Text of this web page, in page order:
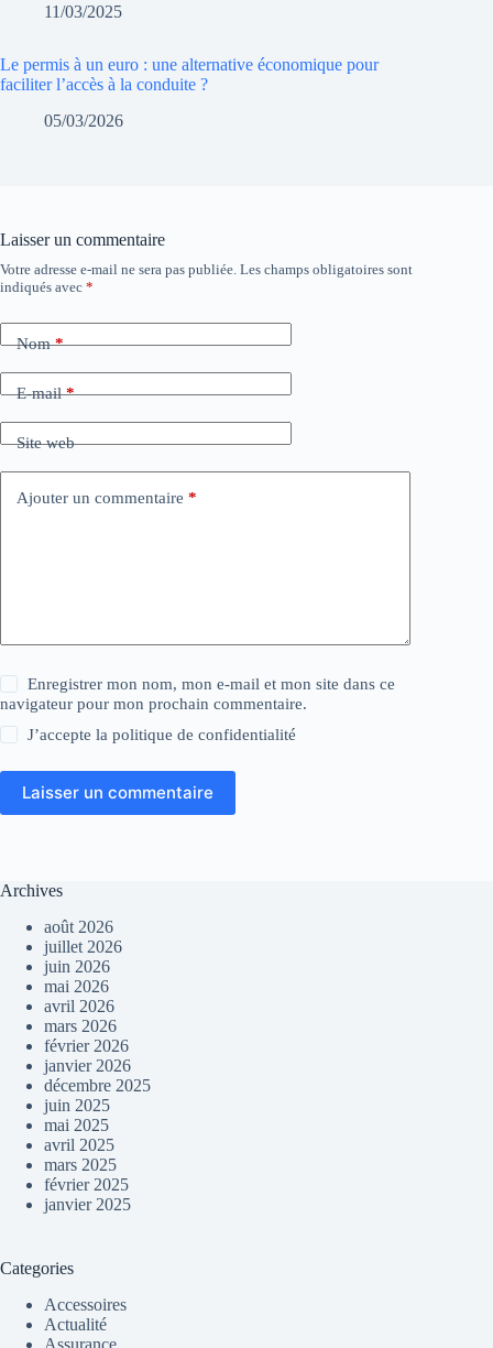
11/03/2025
Le permis à un euro : une alternative économique pour
faciliter l’accès à la conduite ?
05/03/2026
Laisser un commentaire
Votre adresse e-mail ne sera pas publiée. Les champs obligatoires sont
indiqués avec *
Nom*
E-mail*
Site web
Ajouter un commentaire *
Enregistrer mon nom, mon e-mail et mon site dans ce
navigateur pour mon prochain commentaire.
J’accepte lapolitique de confidentialité
Laisser un commentaire
Archives
août 2026
juillet 2026
juin 2026
mai 2026
avril 2026
mars 2026
février 2026
janvier 2026
décembre 2025
juin 2025
mai 2025
avril 2025
mars 2025
février 2025
janvier 2025
Categories
Accessoires
Actualité
Assurance